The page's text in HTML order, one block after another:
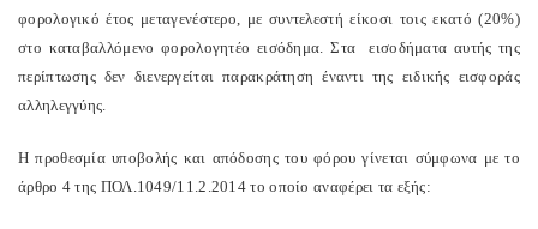
φορολογικό έτος μεταγενέστερο, με συντελεστή είκοσι τοις εκατό (20%)
στο καταβαλλόμενο φορολογητέο εισόδημα. Στα εισοδήματα αυτής της
περίπτωσης δεν διενεργείται παρακράτηση έναντι της ειδικής εισφοράς
αλληλεγγύης.
Η προθεσμία υποβολής και απόδοσης του φόρου γίνεται σύμφωνα με το
άρθρο 4 της ΠΟΛ.1049/11.2.2014 το οποίο αναφέρει τα εξής: